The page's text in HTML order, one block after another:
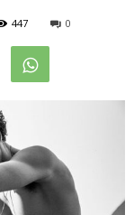
447 0